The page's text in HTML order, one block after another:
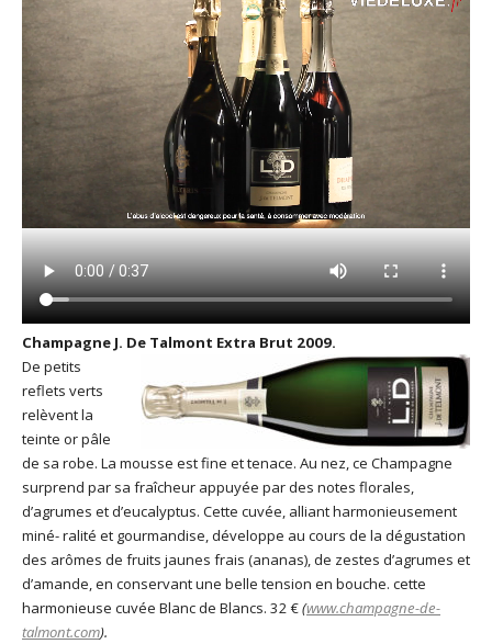
Champagne J. De Talmont Extra Brut 2009.
De petits
reflets verts
relèvent la
teinte or pâle
de sa robe. La mousse est fine et tenace. Au nez, ce Champagne
surprend par sa fraîcheur appuyée par des notes florales,
d’agrumes et d’eucalyptus. Cette cuvée, alliant harmonieusement
miné- ralité et gourmandise, développe au cours de la dégustation
des arômes de fruits jaunes frais (ananas), de zestes d’agrumes et
d’amande, en conservant une belle tension en bouche. cette
harmonieuse cuvée Blanc de Blancs. 32 €(www.champagne-de-
talmont.com).